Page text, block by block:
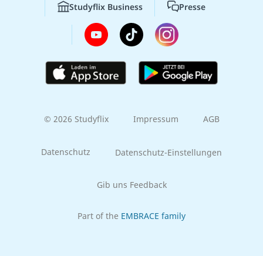
Studyflix Business Presse
© 2026 Studyflix Impressum AGB
Datenschutz Datenschutz-Einstellungen
Gib uns Feedback
Part of the EMBRACE family